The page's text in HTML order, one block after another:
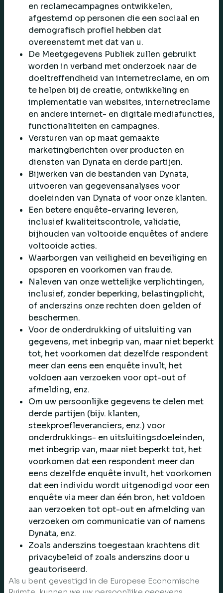
en reclamecampagnes ontwikkelen,
afgestemd op personen die een sociaal en
demografisch profiel hebben dat
overeenstemt met dat van u.
De Meetgegevens Publiek zullen gebruikt
worden in verband met onderzoek naar de
doeltreffendheid van internetreclame, en om
te helpen bij de creatie, ontwikkeling en
implementatie van websites, internetreclame
en andere internet- en digitale mediafuncties,
functionaliteiten en campagnes.
Versturen van op maat gemaakte
marketingberichten over producten en
diensten van Dynata en derde partijen.
Bijwerken van de bestanden van Dynata,
uitvoeren van gegevensanalyses voor
doeleinden van Dynata of voor onze klanten.
Een betere enquête-ervaring leveren,
inclusief kwaliteitscontrole, validatie,
bijhouden van voltooide enquêtes of andere
voltooide acties.
Waarborgen van veiligheid en beveiliging en
opsporen en voorkomen van fraude.
Naleven van onze wettelijke verplichtingen,
inclusief, zonder beperking, belastingplicht,
of anderszins onze rechten doen gelden of
beschermen.
Voor de onderdrukking of uitsluiting van
gegevens, met inbegrip van, maar niet beperkt
tot, het voorkomen dat dezelfde respondent
meer dan eens een enquête invult, het
voldoen aan verzoeken voor opt-out of
afmelding, enz.
Om uw persoonlijke gegevens te delen met
derde partijen (bijv. klanten,
steekproefleveranciers, enz.) voor
onderdrukkings- en uitsluitingsdoeleinden,
met inbegrip van, maar niet beperkt tot, het
voorkomen dat een respondent meer dan
eens dezelfde enquête invult, het voorkomen
dat een individu wordt uitgenodigd voor een
enquête via meer dan één bron, het voldoen
aan verzoeken tot opt-out en afmelding van
verzoeken om communicatie van of namens
Dynata, enz.
Zoals anderszins toegestaan krachtens dit
privacybeleid of zoals anderszins door u
geautoriseerd.
Als u bent gevestigd in de Europese Economische